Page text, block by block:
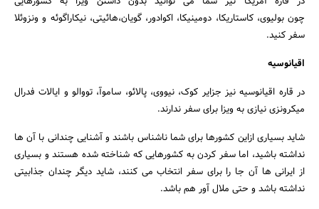
چون بولیوی، کاستاریکا، دومینیکا، اکوادور، گویان،هائیتی، نیکاراگوئه و ونزوئلا
سفر کنید.
اقیانوسیه
در قاره اقیانوسیه نیز جزایر کوک، نیووی، پالائو، ساموآ، تووالو و ایالات فدرال
میکرونزی نیازی به ویزا برای سفر ندارند.
شاید بسیاری ازاین کشورها برای شما ناشناس باشند و آشنایی چندانی با آن ها
نداشته باشید، اما سفر کردن به کشورهایی که شناخته شده هستند و بسیاری
از ایرانی ها آن جا را برای سفر انتخاب می کنند، شاید دیگر چندان جذابیتی
نداشته باشد و حتی ملال آور هم باشد.